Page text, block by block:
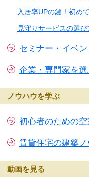
入居率UPの鍵！初め
見守りサービスの選び
セミナー・イベ
企業・専門家を選
ノウハウを学ぶ
初心者のための
賃貸住宅の建築
動画を見る